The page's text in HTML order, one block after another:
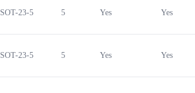
SOT-23-5 5 Yes Yes
SOT-23-5 5 Yes Yes